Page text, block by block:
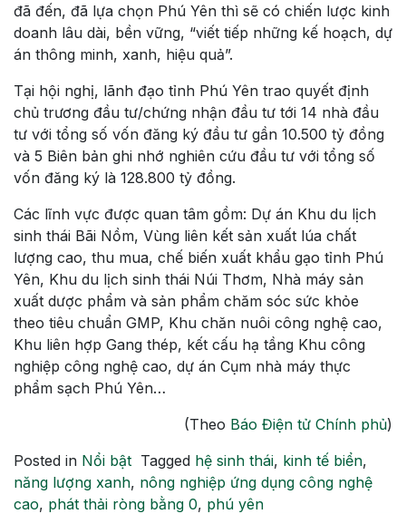
đã đến, đã lựa chọn Phú Yên thì sẽ có chiến lược kinh
doanh lâu dài, bền vững, “viết tiếp những kế hoạch, dự
án thông minh, xanh, hiệu quả”.
Tại hội nghị, lãnh đạo tỉnh Phú Yên trao quyết định
chủ trương đầu tư/chứng nhận đầu tư tới 14 nhà đầu
tư với tổng số vốn đăng ký đầu tư gần 10.500 tỷ đồng
và 5 Biên bản ghi nhớ nghiên cứu đầu tư với tổng số
vốn đăng ký là 128.800 tỷ đồng.
Các lĩnh vực được quan tâm gồm: Dự án Khu du lịch
sinh thái Bãi Nồm, Vùng liên kết sản xuất lúa chất
lượng cao, thu mua, chế biến xuất khẩu gạo tỉnh Phú
Yên, Khu du lịch sinh thái Núi Thơm, Nhà máy sản
xuất dược phẩm và sản phẩm chăm sóc sức khỏe
theo tiêu chuẩn GMP, Khu chăn nuôi công nghệ cao,
Khu liên hợp Gang thép, kết cấu hạ tầng Khu công
nghiệp công nghệ cao, dự án Cụm nhà máy thực
phẩm sạch Phú Yên…
(Theo Báo Điện tử Chính phủ)
Posted in Nổi bật Tagged hệ sinh thái, kinh tế biển,
năng lượng xanh, nông nghiệp ứng dụng công nghệ
cao, phát thải ròng bằng 0, phú yên